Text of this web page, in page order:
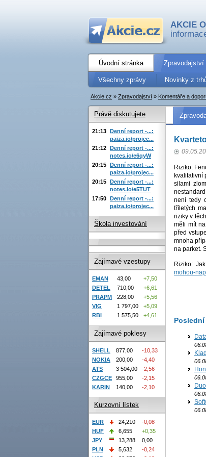
AKCIE
Úvodní stránka Zpravodajství
Všechny zprávy Novinky z
Akcie.cz » Zpravodajství » Komentáře a
Riziko:
kvalitativní
silami
není tedy
tříletých
riziky v
měli mít
před
mnoha
na parket.
Riziko:
mohou-
Právě diskutujete
21:13 Denní report -...:
paiza.io/projec...
21:12 Denní report -...:
notes.io/e6qyW
20:15 Denní report -...:
paiza.io/projec...
20:15 Denní report -...:
notes.io/e5TUT
17:50 Denní report -...:
paiza.io/projec...
Škola investování
Zajímavé vzestupy
EMAN 43,00
+7,50
DETEL
710,00
+6,61
PRAPM
228,00
+5,56
VIG
1 797,00
+5,09
RBI
1 575,50 +4,61
Zajímavé poklesy
SHELL 877,00
-10,33
NOKIA
200,00
-4,40
ATS
3 504,00
-2,56
CZGCE
955,00
-2,15
KARIN
140,00 -2,10
Kurzovní lístek
EUR 24,210
-0,08
HUF
6,655
+0,35
JPY
13,288
0,00
PLN
5,632
-0,24